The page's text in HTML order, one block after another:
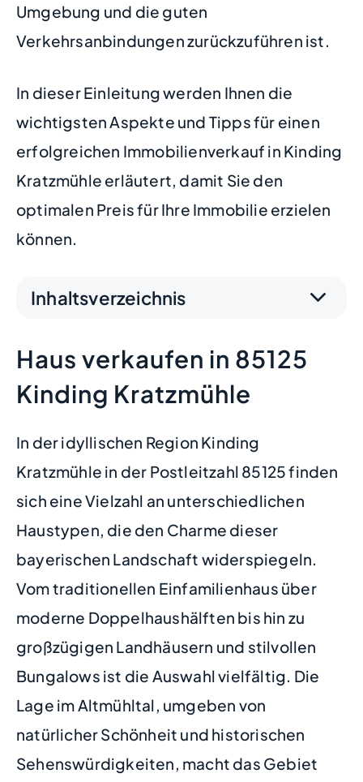
Umgebung und die guten
Verkehrsanbindungen zurückzuführen ist.
In dieser Einleitung werden Ihnen die
wichtigsten Aspekte und Tipps für einen
erfolgreichen Immobilienverkauf in Kinding
Kratzmühle erläutert, damit Sie den
optimalen Preis für Ihre Immobilie erzielen
können.
Inhaltsverzeichnis
Haus verkaufen in 85125
Kinding Kratzmühle
In der idyllischen Region Kinding
Kratzmühle in der Postleitzahl 85125 finden
sich eine Vielzahl an unterschiedlichen
Haustypen, die den Charme dieser
bayerischen Landschaft widerspiegeln.
Vom traditionellen Einfamilienhaus über
moderne Doppelhaushälften bis hin zu
großzügigen Landhäusern und stilvollen
Bungalows ist die Auswahl vielfältig. Die
Lage im Altmühltal, umgeben von
natürlicher Schönheit und historischen
Sehenswürdigkeiten, macht das Gebiet